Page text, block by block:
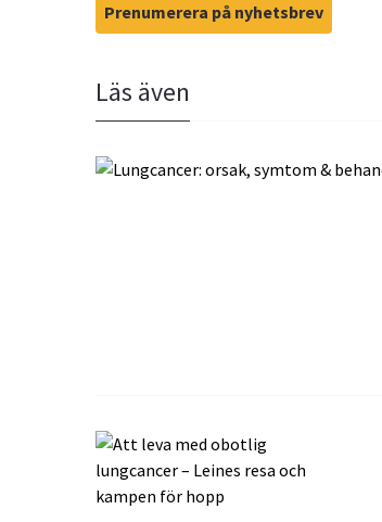
Prenumerera på nyhetsbrev
Läs även